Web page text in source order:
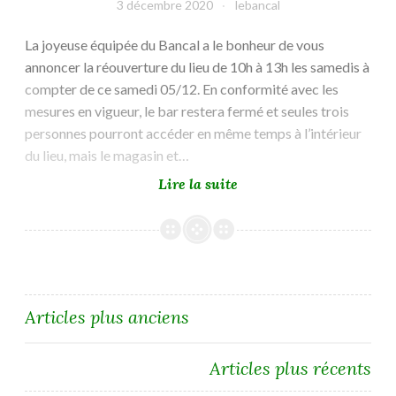
3 décembre 2020 lebancal
La joyeuse équipée du Bancal a le bonheur de vous
annoncer la réouverture du lieu de 10h à 13h les samedis à
compter de ce samedi 05/12. En conformité avec les
mesures en vigueur, le bar restera fermé et seules trois
personnes pourront accéder en même temps à l’intérieur
du lieu, mais le magasin et…
Lire la suite
Bancal
Navigation
Articles plus anciens
Articles plus récents